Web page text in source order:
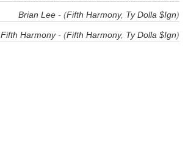
Brian Lee - (Fifth Harmony, Ty Dolla $Ign)
Fifth Harmony- (Fifth Harmony, Ty Dolla $Ign)